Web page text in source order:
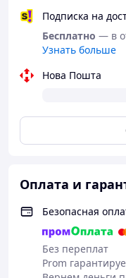
Подписка на
Бесплатно — в
Узнать больше
Нова Пошта
Оплата и
Безопасная
Без переплат
Prom